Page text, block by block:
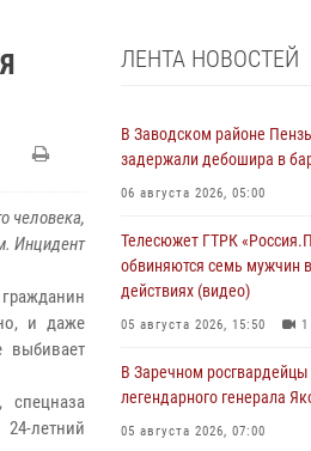
человека,
Инцидент
и даже
выбивает
спецназа
летний
ЛЕНТА НОВОСТЕЙ
В Заводском районе
задержали дебошира в
06 августа 2026, 05:00
Телесюжет ГТРК
обвиняются семь мужчин
действиях (видео)
05 августа 2026, 15:50 1
В Заречном
легендарного генерала
05 августа 2026, 07:00